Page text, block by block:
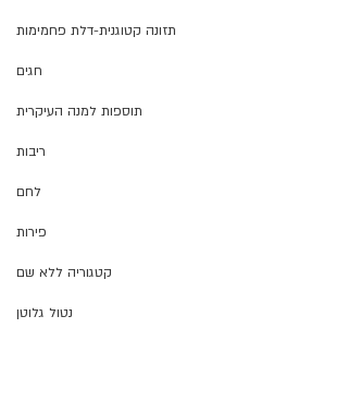
תזונה קטוגנית-דלת פחמימות
חגים
תוספות למנה העיקרית
ריבות
לחם
פירות
קטגוריה ללא שם
נטול גלוטן